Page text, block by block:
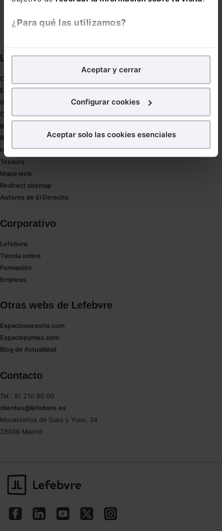
¿Para qué las utilizamos?
analíticospara tratar demejorar tu experienciaen
nuestra página web. También con fines publicitarios,
para poder mostrarte publicidad y contenidos de tu
¿Qué puedes hacer?
en la web sea óptima
Puedes
todas las cookies excepto aquellas imprescindibles.
También puedes
seleccionar solo aquellas que quieras permitir en tu
las que sean indispensables para la navegación.
Aceptar y cerrar
Configurar cookies
Aceptar solo las cookies esenciales
Links directos
Coronavirus
Estudio de salud abogacía
Gestión de despachos
Compliance
Buenas Prácticas Tributarias
RGPD
Innovación
Tesauro
Mapa web
Redirect sitemap
Autores de El Derecho
Corporativo
Lefebvre
Tienda online
Formación
Empleos
Otras webs de Lefebvre
Espacioasesoria.com
Espaciopymes.com
Blog de Actualidad
Contacto
Tel.: 91 210 80 00
clientes@lefebvre.es
Monasterios de Suso y Yuso, 34
28049 Madrid